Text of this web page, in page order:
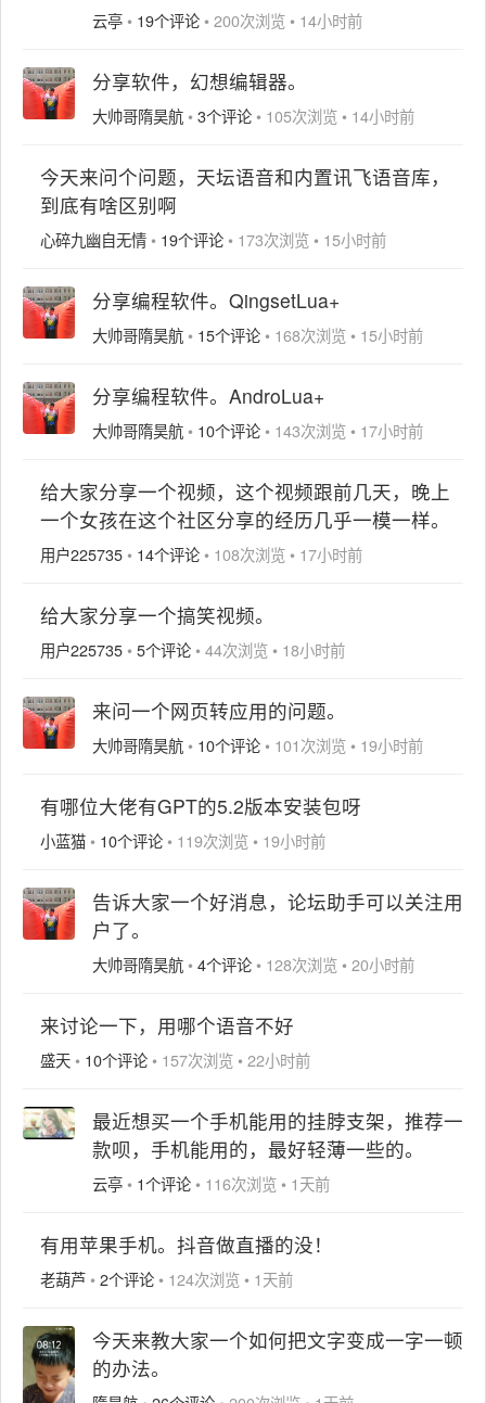
云亭 • 19个评论 •200次浏览 • 14小时前
分享软件，幻想编辑器。
大帅哥隋昊航 •3个评论 • 105次浏览 • 14小时前
今天来问个问题，天坛语音和内置讯飞语音库，
到底有啥区别啊
心碎九幽自无情 • 19个评论 • 173次浏览 • 15小时前
分享编程软件。QingsetLua+
大帅哥隋昊航 • 15个评论 • 168次浏览 • 15小时前
分享编程软件。AndroLua+
大帅哥隋昊航 • 10个评论 • 143次浏览 • 17小时前
给大家分享一个视频，这个视频跟前几天，晚上
一个女孩在这个社区分享的经历几乎一模一样。
用户225735 • 14个评论 • 108次浏览 • 17小时前
给大家分享一个搞笑视频。
用户225735 •5个评论 •44次浏览 • 18小时前
来问一个网页转应用的问题。
大帅哥隋昊航 • 10个评论 • 101次浏览 • 19小时前
有哪位大佬有GPT的5.2版本安装包呀
小蓝猫 • 10个评论 • 119次浏览 • 19小时前
告诉大家一个好消息，论坛助手可以关注用
户了。
大帅哥隋昊航 •4个评论 • 128次浏览 •20小时前
来讨论一下，用哪个语音不好
盛天 • 10个评论 • 157次浏览 •22小时前
最近想买一个手机能用的挂脖支架，推荐一
款呗，手机能用的，最好轻薄一些的。
云亭 • 1个评论 • 116次浏览 • 1天前
有用苹果手机。抖音做直播的没！
老葫芦 •2个评论 • 124次浏览 • 1天前
今天来教大家一个如何把文字变成一字一顿
的办法。